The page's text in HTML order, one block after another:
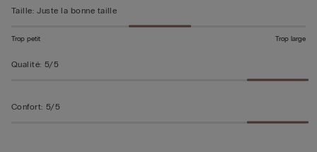
Taille: Juste la bonne taille
Trop petit Trop large
Qualité: 5/5
Confort: 5/5